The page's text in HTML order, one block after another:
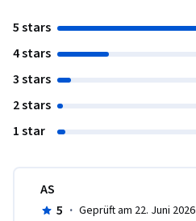
5 stars
4 stars
3 stars
2 stars
1 star
AS
5 · Geprüft am 22. Juni 2026